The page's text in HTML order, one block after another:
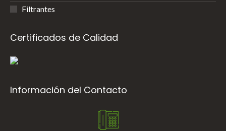
Filtrantes
Certificados de Calidad
Información del Contacto